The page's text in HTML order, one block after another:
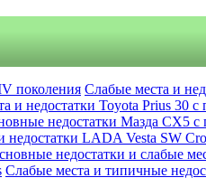
Слабые места и
и недостатки Toyota Prius 30 с
недостатки Мазда СХ5 с
недостатки LADA Vesta SW
недостатки и слабые
Слабые места и типичные